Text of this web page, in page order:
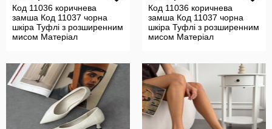
Код 11036 коричнева
замша Код 11037 чорна
шкіра Туфлі з розширенним
мисом Матеріал
Код 11036 коричнева
замша Код 11037 чорна
шкіра Туфлі з розширенним
мисом Матеріал